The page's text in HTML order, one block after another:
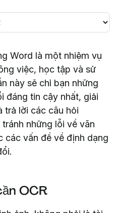
Word là một nhiệm vụ
việc, học tập và sử
này sẽ chỉ bạn những
đáng tin cậy nhất, giải
trả lời các câu hỏi
những lỗi về văn
các vấn đề về định dạng
OCR